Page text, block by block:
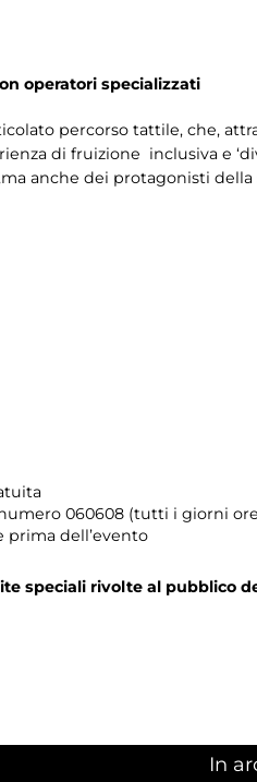
operatori specializzati
percorso tattile, che,
di fruizione inclusiva e
anche dei protagonisti della
060608 (tutti i giorni ore
prima dell’evento
speciali rivolte al pubblico
In